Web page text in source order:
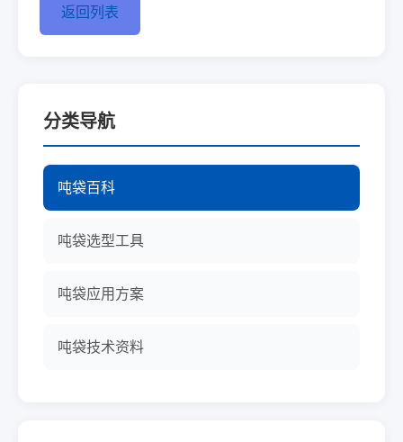
返回列表
分类导航
吨袋百科
吨袋选型工具
吨袋应用方案
吨袋技术资料